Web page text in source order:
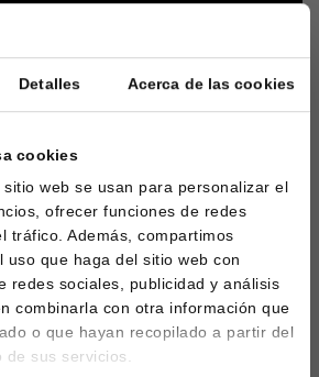
Detalles Acerca de las cookies
cookies
web se usan para personalizar el
ofrecer funciones de redes
tráfico. Además, compartimos
uso que haga del sitio web con
redes sociales, publicidad y análisis
combinarla con otra información que
o que hayan recopilado a partir del
sus servicios.
una lesión muy